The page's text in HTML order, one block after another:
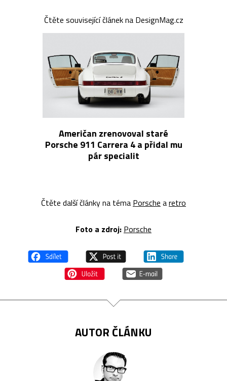
Čtěte související článek na DesignMag.cz
Američan zrenovoval staré
Porsche 911 Carrera 4 a přidal mu
pár specialit
Čtěte další články na téma Porsche aretro
Foto a zdroj: Porsche
AUTOR ČLÁNKU